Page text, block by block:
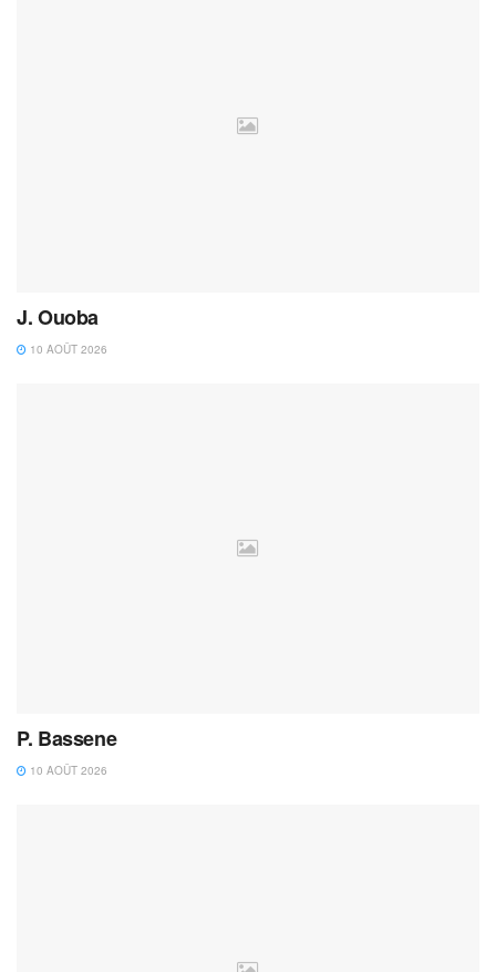
J. Ouoba
10 AOÛT 2026
P. Bassene
10 AOÛT 2026